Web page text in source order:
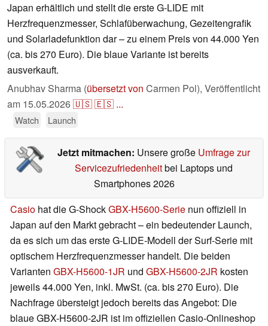
Japan erhältlich und stellt die erste G-LIDE mit
Herzfrequenzmesser, Schlafüberwachung, Gezeitengrafik
und Solarladefunktion dar – zu einem Preis von 44.000 Yen
(ca. bis 270 Euro). Die blaue Variante ist bereits
ausverkauft.
Anubhav Sharma (übersetzt von Carmen Pol), Veröffentlicht
am 15.05.2026🇺🇸🇪🇸 ...
Watch Launch
Jetzt mitmachen: Unsere große Umfrage zur
Servicezufriedenheitbei Laptops und
Smartphones 2026
Casio hat die G-ShockGBX-H5600-Serie nun offiziell in
Japan auf den Markt gebracht – ein bedeutender Launch,
da es sich um das erste G-LIDE-Modell der Surf-Serie mit
optischem Herzfrequenzmesser handelt. Die beiden
Varianten GBX-H5600-1JR und GBX-H5600-2JR kosten
jeweils 44.000 Yen, inkl. MwSt. (ca. bis 270 Euro). Die
Nachfrage übersteigt jedoch bereits das Angebot: Die
blaue GBX-H5600-2JR ist im offiziellen Casio-Onlineshop